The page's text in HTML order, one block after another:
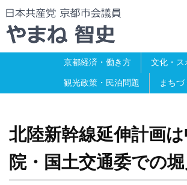
京都経済・働き方 文化・ス
観光政策・民泊問題 まち
北陸新幹線延伸計画
院・国土交通委での